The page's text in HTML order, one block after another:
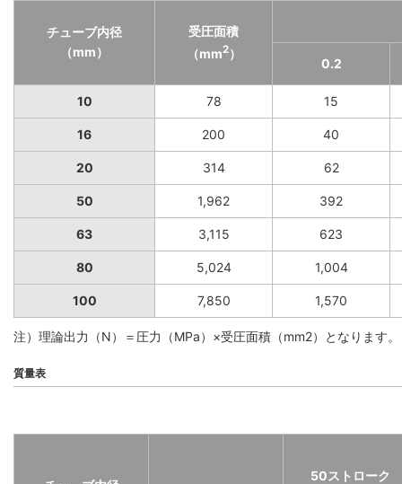
チューブ内径
（mm）
受圧面積
（mm2）
0.2
10 78 15
16 200 40
20 314 62
50 1,962 392
63 3,115 623
80 5,024 1,004
100 7,850 1,570
注）理論出力（N）＝圧力（MPa）×受圧面積（mm2）となります。
質量表
50ストローク